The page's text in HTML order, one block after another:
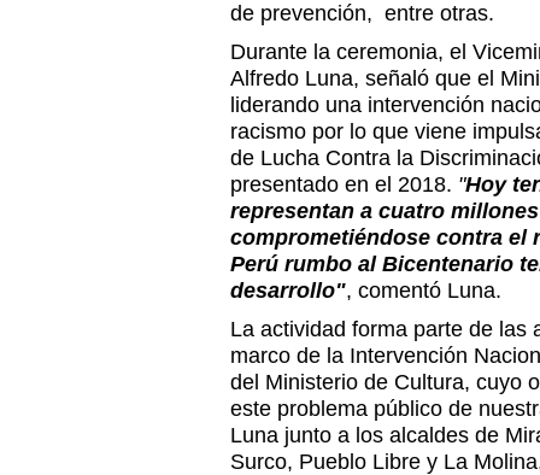
de prevención, entre otras.
Durante la ceremonia, el
Alfredo Luna, señaló que el
liderando una intervención
racismo por lo que viene
de Lucha Contra la
presentado en el 2018. "Hoy
representan a cuatro
comprometiéndose contra el
Perú rumbo al Bicentenario
desarrollo", comentó Luna.
La actividad forma parte de las
marco de la Intervención
del Ministerio de Cultura, cuyo
este problema público de
Luna junto a los alcaldes de
Surco, Pueblo Libre y La